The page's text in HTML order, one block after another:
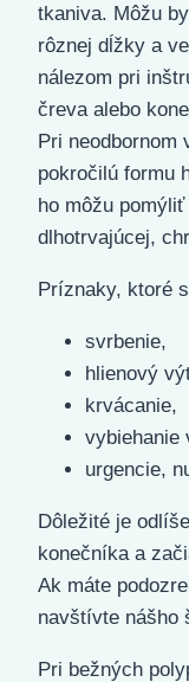
tkaniva. Môžu
rôznej dĺžky a
nálezom pri
čreva alebo
Pri neodbornom
pokročilú formu
ho môžu
dlhotrvajúcej,
Príznaky, ktoré
svrbenie,
hlienový
krvácanie,
vybiehanie
urgencie,
Dôležité je
konečníka a
Ak máte
navštívte nášho
Pri bežných